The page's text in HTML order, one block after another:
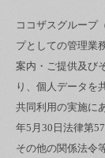
ココザスグループ
プとしての管理業
案内・ご提供及び
り、個人データを
共同利用の実施に
年5月30日法律第
その他の関係法令